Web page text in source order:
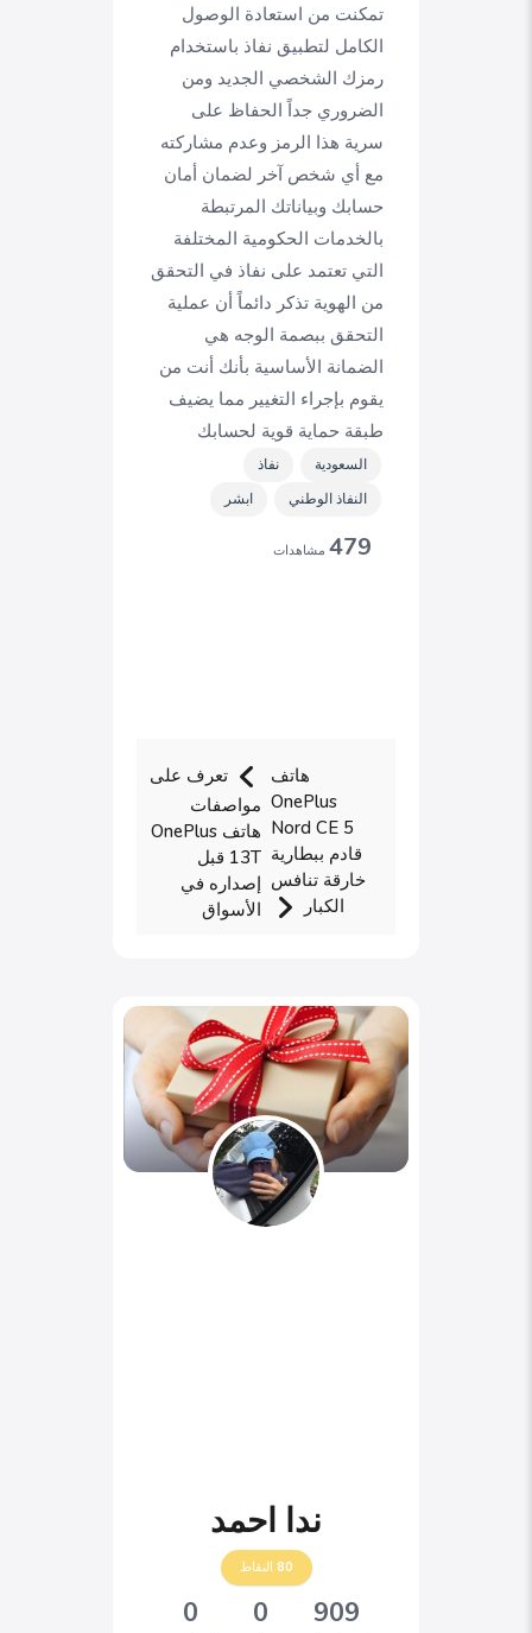
تمكنت من استعادة الوصول
الكامل لتطبيق نفاذ باستخدام
رمزك الشخصي الجديد ومن
الضروري جداً الحفاظ على
سرية هذا الرمز وعدم مشاركته
مع أي شخص آخر لضمان أمان
حسابك وبياناتك المرتبطة
بالخدمات الحكومية المختلفة
التي تعتمد على نفاذ في التحقق
من الهوية تذكر دائماً أن عملية
التحقق ببصمة الوجه هي
الضمانة الأساسية بأنك أنت من
يقوم بإجراء التغيير مما يضيف
طبقة حماية قوية لحسابك
السعودية
نفاذ
النفاذ الوطني
ابشر
479مشاهدات
تعرف على
مواصفات
هاتف OnePlus
13T قبل
إصداره في
الأسواق
هاتف
OnePlus
Nord CE 5
قادم ببطارية
خارقة تنافس
الكبار
ندا احمد
80 النقاط
909
0
0